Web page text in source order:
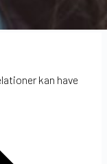
kan have